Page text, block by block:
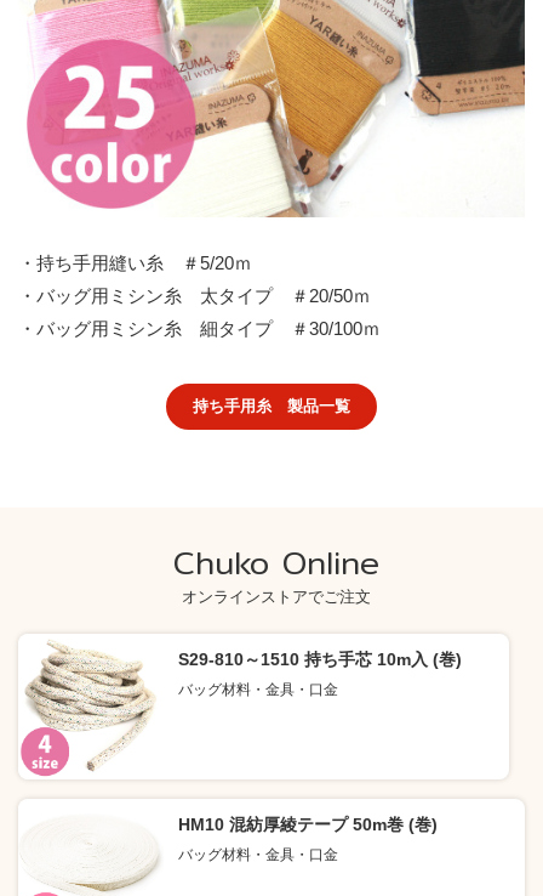
・持ち手用縫い糸 ＃5/20ｍ
・バッグ用ミシン糸 太タイプ ＃20/50ｍ
・バッグ用ミシン糸 細タイプ ＃30/100ｍ
持ち手用糸 製品一覧
Chuko Online
オンラインストアでご注文
S29-810～1510 持ち手芯 10m入 (巻)
バッグ材料・金具・口金
HM10 混紡厚綾テープ 50m巻 (巻)
バッグ材料・金具・口金